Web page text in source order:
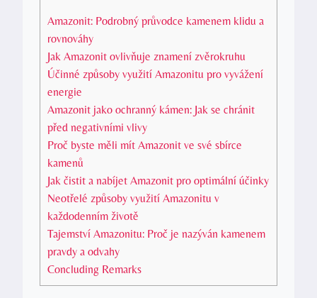
Amazonit: Podrobný průvodce kamenem klidu a
rovnováhy
Jak Amazonit ovlivňuje znamení zvěrokruhu
Účinné způsoby využití Amazonitu pro vyvážení
energie
Amazonit jako ochranný kámen: Jak se chránit
před negativními vlivy
Proč byste měli mít Amazonit ve své sbírce
kamenů
Jak čistit a nabíjet Amazonit pro optimální účinky
Neotřelé způsoby využití Amazonitu v
každodenním životě
Tajemství Amazonitu: Proč je nazýván kamenem
pravdy a odvahy
Concluding Remarks